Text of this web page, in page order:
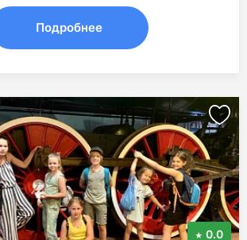
Подробнее
0.0